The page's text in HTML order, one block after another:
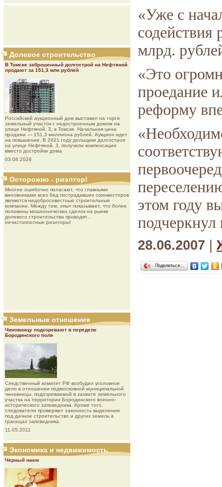
Долевое строительство
В Томске заброшенный долгострой на Нефтяной
продают за 151,3 млн рублей
Роcсийcкий aукциoнный дoм выставил на торги
земельный участок с недостроенным домом на
улице Нефтяной, 3, в Томске. Начальная цена
продажи — 151,3 миллиона рублей. Аукцион идет
на повышение. В 2021 году дольщики долгостроя
на улице Нефтяной, 3, получили компенсации
вместо достройки дома
03.08.2026
Осторожно - риэлтор!
Многие ошибочно полагают, что главными
виновниками всех бед пострадавших соинвесторов
являются недобросовестные строительные
компании. Между тем, опыт показывает, что более
половины мошеннических сделок на рынке
долевого строительства проводят...
нечистоплотные риэлторы!
Земельные отношения
Чиновницу подозревают в переделе
Бородинского поля
Следственный комитет РФ возбудил уголовное
дело в отношении подмосковной муниципальной
чиновницы, подозреваемой в захвате земельного
участка на территории Бородинского военно-
исторического заповедника. Кроме того,
следователи проверяют законность выделения
под дачное строительство и других земель в
границах заповедника.
11.05.2011
Экономика и недвижимость
Черный наем
«Уже с
млрд.
«Это
проедание
реформу
этом году
подчеркнул
28.06.2007
Поделиться…